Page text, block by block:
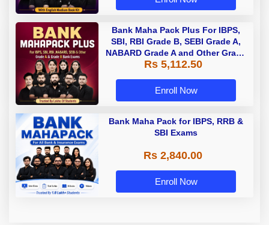
Bank Maha Pack Plus For IBPS,
SBI, RBI Grade B, SEBI Grade A,
NABARD Grade A and Other Grade
A & Grade B Bank Exams
Rs 5,112.50
Enroll Now
Bank Maha Pack for IBPS, RRB &
SBI Exams
Rs 2,840.00
Enroll Now